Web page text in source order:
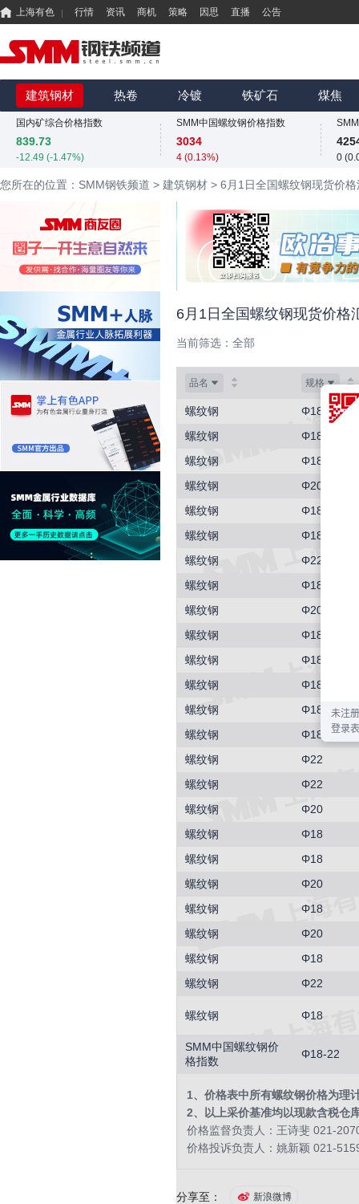
上海有色 行情 资讯 商机 策略 因思 直播 公告
建筑钢材 热卷 冷镀 铁矿石 煤焦
国内矿综合价格指数
839.73
-12.49 (-1.47%)
815
0 (0.00%)
国内矿综合价格指数
839.73
-12.49 (-1.47%)
815
国内矿综合价格指数
839.73
-12.49 (-1.47%)
SMM中国螺纹钢价格指数
1925
SMM中国螺纹钢价格指数
3034
4 (0.13%)
1925
SMM中国螺纹钢价格指数
3034
4 (0.13%)
0
0
您所在的位置：SMM钢铁频道 > 建筑钢材 > 6月1日全国螺纹钢现货价格
6月1日全国螺纹钢现货价格
当前筛选： 全部
品名 规格
螺纹钢
Φ18
螺纹钢
Φ18
螺纹钢
Φ18
螺纹钢
Φ20
螺纹钢
Φ18
螺纹钢
Φ18
螺纹钢
Φ22
螺纹钢
Φ18
螺纹钢
Φ20
螺纹钢
Φ18
螺纹钢
Φ18
螺纹钢
Φ18
螺纹钢
Φ18
螺纹钢
Φ18
螺纹钢
Φ22
螺纹钢
Φ22
螺纹钢
Φ20
螺纹钢
Φ18
螺纹钢
Φ18
螺纹钢
Φ20
螺纹钢
Φ18
螺纹钢
Φ20
螺纹钢
Φ18
螺纹钢
Φ22
螺纹钢 Φ18
SMM中国螺纹钢价
格指数
Φ18-22
1、价格表中所有螺纹钢价格为理
2、以上采价基准均以现款含税仓
价格监督负责人：王诗斐 021-
价格投诉负责人：姚新颖 021-
分享至： 新浪微博